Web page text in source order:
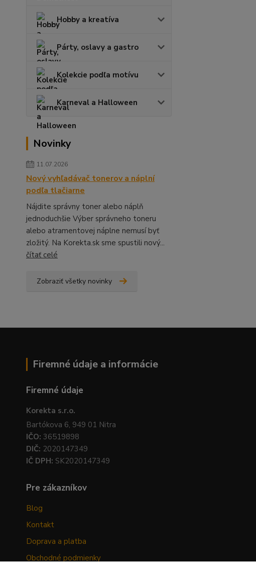
Hobby a kreatíva
Párty, oslavy a gastro
Kolekcie podľa motívu
Karneval a Halloween
Novinky
11.07.2026
Nový vyhľadávač tonerov a náplní
podľa tlačiarne
Nájdite správny toner alebo náplň
jednoduchšie Výber správneho toneru
alebo atramentovej náplne nemusí byť
zložitý. Na Korekta.sk sme spustili nový...
čítať celé
Zobraziť všetky novinky
Firemné údaje a informácie
Firemné údaje
Korekta s.r.o.
Bartókova 6, 949 01 Nitra
IČO: 36519898
DIČ: 2020147349
IČ DPH: SK2020147349
Pre zákazníkov
Blog
Kontakt
Doprava a platba
Obchodné podmienky